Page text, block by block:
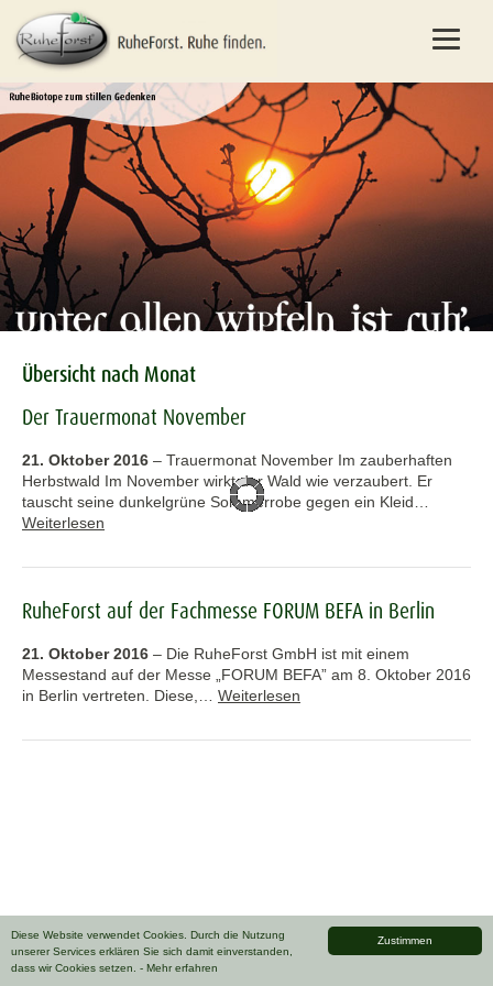
Zustimmen
Diese Website verwendet Cookies. Durch die Nutzung
unserer Services erklären Sie sich damit einverstanden,
dass wir Cookies setzen. - Mehr erfahren
Übersicht nach Monat
Der Trauermonat November
21. Oktober 2016 – Trauermonat November Im zauberhaften
Herbstwald Im November wirkt der Wald wie verzaubert. Er
tauscht seine dunkelgrüne Sommerrobe gegen ein Kleid…
Weiterlesen
RuheForst auf der Fachmesse FORUM BEFA in Berlin
21. Oktober 2016 – Die RuheForst GmbH ist mit einem
Messestand auf der Messe „FORUM BEFA” am 8. Oktober 2016
in Berlin vertreten. Diese,… Weiterlesen